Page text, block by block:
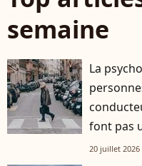
semaine
La
font pas
20 juillet 2026